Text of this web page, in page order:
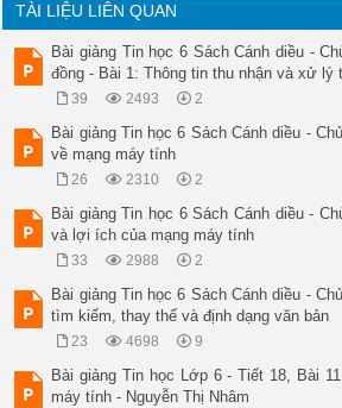
TÀI LIỆU LIÊN QUAN
Bài giảng Tin học 6 Sách Cánh diều -
đồng - Bài 1: Thông tin thu nhận và xử lý
39 2493 2
Bài giảng Tin học 6 Sách Cánh diều -
về mạng máy tính
26 2310 2
Bài giảng Tin học 6 Sách Cánh diều -
và lợi ích của mạng máy tính
33 2988 2
Bài giảng Tin học 6 Sách Cánh diều -
tìm kiếm, thay thế và định dạng văn bản
23 4698 9
Bài giảng Tin học Lớp 6 - Tiết 18, Bài
máy tính - Nguyễn Thị Nhâm